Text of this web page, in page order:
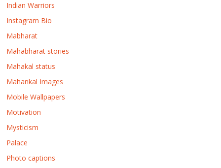
Indian Warriors
Instagram Bio
Mabharat
Mahabharat stories
Mahakal status
Mahankal Images
Mobile Wallpapers
Motivation
Mysticism
Palace
Photo captions